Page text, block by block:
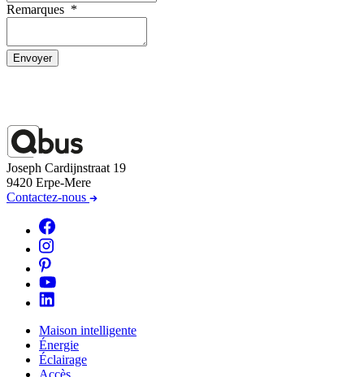
Remarques *
Envoyer
Joseph Cardijnstraat 19
9420 Erpe-Mere
Contactez-nous
Maison intelligente
Énergie
Éclairage
Accès